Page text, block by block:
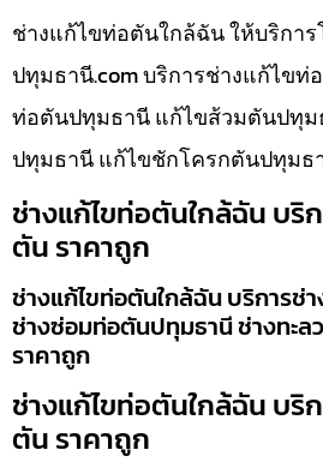
ช่างแก้ไขท่อตันใกล้ฉัน ให้บริกา
ปทุมธานี.com บริการช่างแก้ไข
ท่อตันปทุมธานี แก้ไขส้วมตันปทุม
ปทุมธานี แก้ไขชักโครกตันปทุมธ
ช่างแก้ไขท่อตันใกล้ฉัน บริ
ตัน ราคาถูก
ช่างแก้ไขท่อตันใกล้ฉัน บริการช่
ช่างซ่อมท่อตันปทุมธานี ช่างทะ
ราคาถูก
ช่างแก้ไขท่อตันใกล้ฉัน บริ
ตัน ราคาถูก